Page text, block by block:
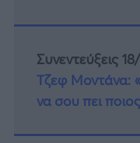
Συνεντεύξεις
Τζεφ Μοντάνα:
να σου πει